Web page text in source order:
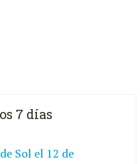
7 días
Sol el 12 de